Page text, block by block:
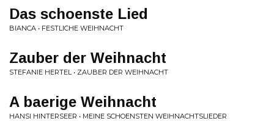
Das schoenste Lied
BIANCA • FESTLICHE WEIHNACHT
Zauber der Weihnacht
STEFANIE HERTEL • ZAUBER DER WEIHNACHT
A baerige Weihnacht
HANSI HINTERSEER • MEINE SCHOENSTEN WEIHNACHTSLIEDER